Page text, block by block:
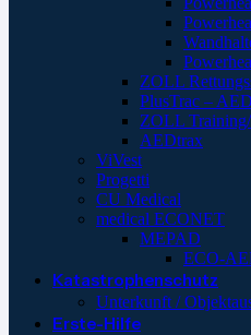
ZOLL
PlusTrac –
ZOLL
AEDtrax
ViVest
Progetti
CU Medical
medical ECONET
MEPAD
ECO-
Katastrophenschutz
Unterkunft /
Erste-Hilfe